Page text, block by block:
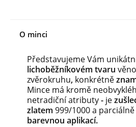
O minci
Představujeme Vám
lichoběžníkovém tvaru
zvěrokruhu, konkrétně
Mince má kromě
netradiční atributy- je
zlatem 999/1000 a parciálně
barevnou aplikací.